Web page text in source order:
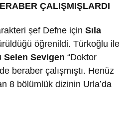
ÇALIŞMIŞLARDI
şef Defne için Sıla
öğrenildi. Türkoğlu ile
Selen Sevigen “Doktor
beraber çalışmıştı. Henüz
8 bölümlük dizinin Urla’da